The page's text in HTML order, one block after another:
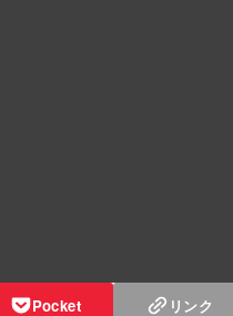
Pocket リンク